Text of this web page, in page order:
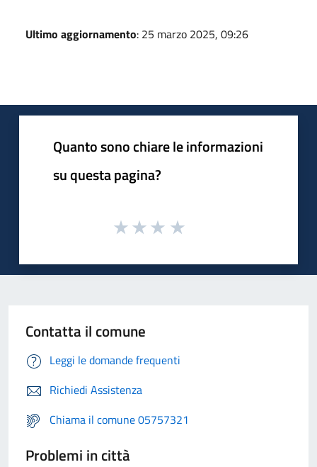
Ultimo aggiornamento: 25 marzo 2025, 09:26
Quanto sono chiare le informazioni
su questa pagina?
Contatta il comune
Leggi le domande frequenti
Richiedi Assistenza
Chiama il comune 05757321
Problemi in città